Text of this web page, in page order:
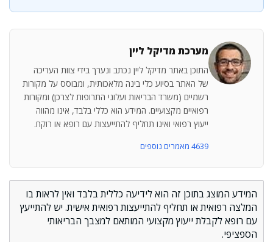
מערכת מדיקל ליין
התוכן באתר מדיקל ליין נכתב ונערך בידי צוות העריכה
של האתר בסיוע כלי בינה מלאכותית, ומבוסס על מקורות
רשמיים (משרד הבריאות ועלוני התרופות לצרכן) ומקורות
רפואיים מקצועיים. המידע הוא כללי בלבד, אינו מהווה
ייעוץ רפואי ואינו תחליף להתייעצות עם רופא או רוקח.
4639 מאמרים נוספים
המידע המוצג בתוכן זה הוא לידיעה כללית בלבד ואין לראות בו
המלצה רפואית או תחליף להתייעצות רפואית אישית. יש להתייעץ
עם רופא לקבלת ייעוץ מקצועי המותאם למצבך הבריאותי
הספציפי.